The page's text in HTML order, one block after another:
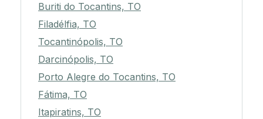
Buriti do Tocantins, TO
Filadélfia, TO
Tocantinópolis, TO
Darcinópolis, TO
Porto Alegre do Tocantins, TO
Fátima, TO
Itapiratins, TO